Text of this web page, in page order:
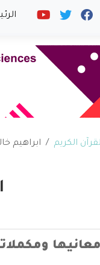
الكريم ابراهيم